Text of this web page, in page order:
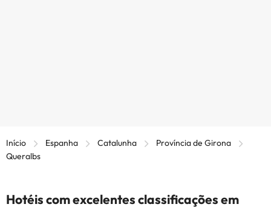
Início Espanha Catalunha
Província de Girona
Queralbs
Hotéis com excelentes classificações em